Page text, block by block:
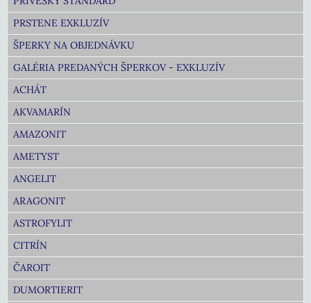
PRSTENE EXKLUZÍV
ŠPERKY NA OBJEDNÁVKU
GALÉRIA PREDANÝCH ŠPERKOV - EXKLUZÍV
ACHÁT
AKVAMARÍN
AMAZONIT
AMETYST
ANGELIT
ARAGONIT
ASTROFYLIT
CITRÍN
ČAROIT
DUMORTIERIT